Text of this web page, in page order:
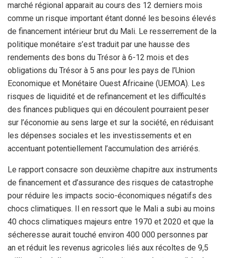
marché régional apparait au cours des 12 derniers mois
comme un risque important étant donné les besoins élevés
de financement intérieur brut du Mali. Le resserrement de la
politique monétaire s’est traduit par une hausse des
rendements des bons du Trésor à 6-12 mois et des
obligations du Trésor à 5 ans pour les pays de l’Union
Economique et Monétaire Ouest Africaine (UEMOA). Les
risques de liquidité et de refinancement et les difficultés
des finances publiques qui en découlent pourraient peser
sur l’économie au sens large et sur la société, en réduisant
les dépenses sociales et les investissements et en
accentuant potentiellement l’accumulation des arriérés.
Le rapport consacre son deuxième chapitre aux instruments
de financement et d’assurance des risques de catastrophe
pour réduire les impacts socio-économiques négatifs des
chocs climatiques. Il en ressort que le Mali a subi au moins
40 chocs climatiques majeurs entre 1970 et 2020 et que la
sécheresse aurait touché environ 400 000 personnes par
an et réduit les revenus agricoles liés aux récoltes de 9,5